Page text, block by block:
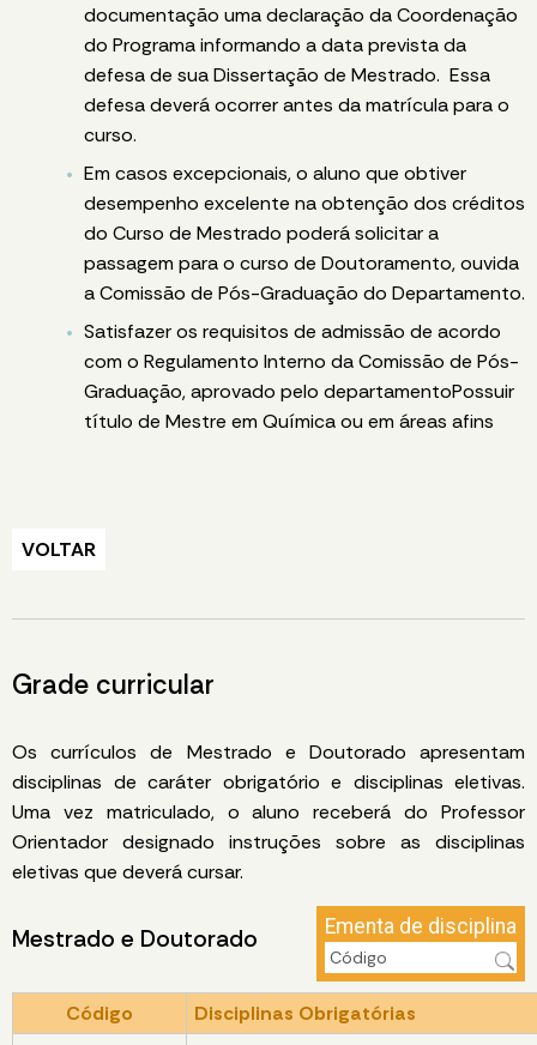
documentação uma declaração da Coordenação
do Programa informando a data prevista da
defesa de sua Dissertação de Mestrado. Essa
defesa deverá ocorrer antes da matrícula para o
curso.
Em casos excepcionais, o aluno que obtiver
desempenho excelente na obtenção dos créditos
do Curso de Mestrado poderá solicitar a
passagem para o curso de Doutoramento, ouvida
a Comissão de Pós-Graduação do Departamento.
Satisfazer os requisitos de admissão de acordo
com o Regulamento Interno da Comissão de Pós-
Graduação, aprovado pelo departamentoPossuir
título de Mestre em Química ou em áreas afins
VOLTAR
Grade curricular
Os currículos de Mestrado e Doutorado apresentam
disciplinas de caráter obrigatório e disciplinas eletivas.
Uma vez matriculado, o aluno receberá do Professor
Orientador designado instruções sobre as disciplinas
eletivas que deverá cursar.
Ementa de disciplina
Mestrado e Doutorado
Código
Disciplinas Obrigatórias